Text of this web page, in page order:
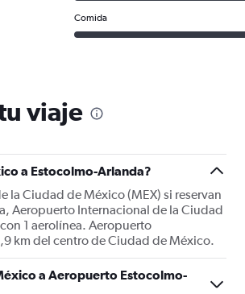
Comida
viaje
a Estocolmo-Arlanda?
la Ciudad de México (MEX) si reservan
Aeropuerto Internacional de la Ciudad
1 aerolínea. Aeropuerto
km del centro de Ciudad de México.
a Aeropuerto Estocolmo-